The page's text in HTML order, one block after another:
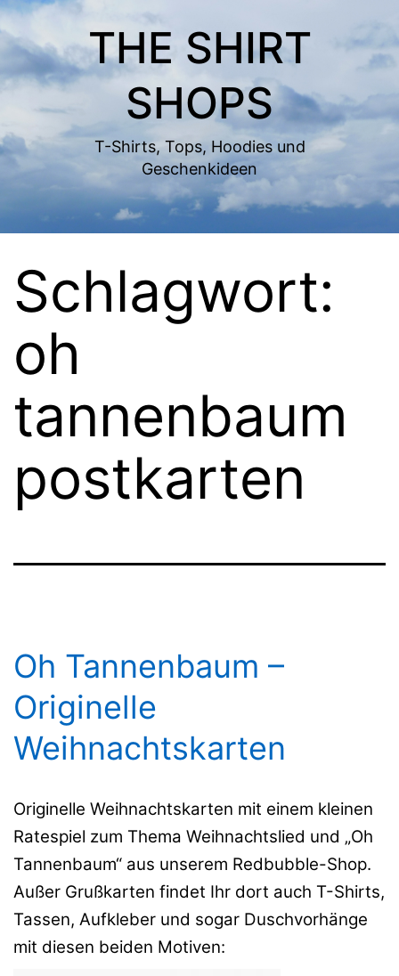
Zum
Inhalt
springen
THE SHIRT
SHOPS
T-Shirts, Tops, Hoodies und
Geschenkideen
Schlagwort:
oh
tannenbaum
postkarten
Oh Tannenbaum –
Originelle
Weihnachtskarten
Originelle Weihnachtskarten mit einem kleinen
Ratespiel zum Thema Weihnachtslied und „Oh
Tannenbaum“ aus unserem Redbubble-Shop.
Außer Grußkarten findet Ihr dort auch T-Shirts,
Tassen, Aufkleber und sogar Duschvorhänge
mit diesen beiden Motiven: